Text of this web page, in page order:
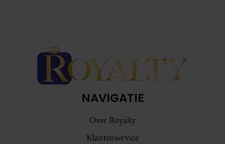
NAVIGATIE
Over Royalty
Klantenservice